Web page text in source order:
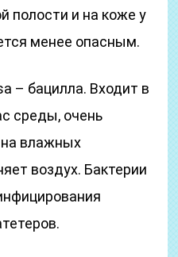
полости и на коже у
менее опасным.
– бацилла. Входит в
среды, очень
влажных
воздух. Бактерии